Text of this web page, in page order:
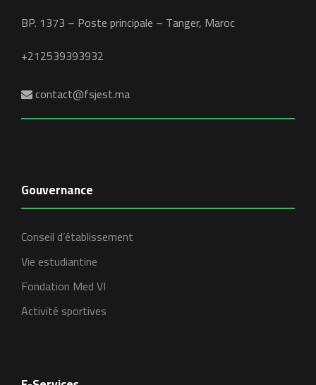
BP. 1373 – Poste principale – Tanger, Maroc
+212539393932
contact@fsjest.ma
Gouvernance
Conseil d’établissement
Vie estudiantine
Fondation Med VI
Activité sportives